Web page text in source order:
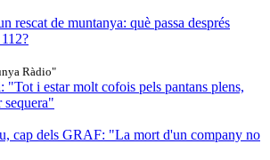
rescat de muntanya: què passa després
Ràdio"
"Tot i estar molt cofois pels pantans plens,
sequera"
cap dels GRAF: "La mort d'un company no